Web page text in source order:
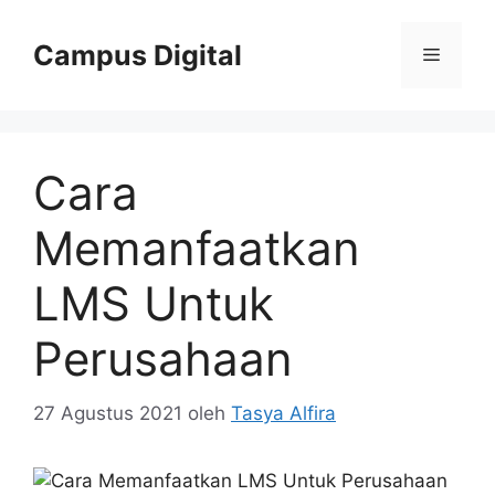
Campus Digital Menu
Cara
Memanfaatkan
LMS Untuk
Perusahaan
27 Agustus 2021 oleh Tasya Alfira